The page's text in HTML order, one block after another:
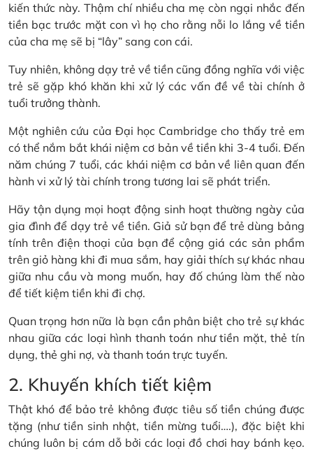
kiến thức này. Thậm chí nhiều cha mẹ còn ngại nhắc đến
tiền bạc trước mặt con vì họ cho rằng nỗi lo lắng về tiền
của cha mẹ sẽ bị “lây” sang con cái.
Tuy nhiên, không dạy trẻ về tiền cũng đồng nghĩa với việc
trẻ sẽ gặp khó khăn khi xử lý các vấn đề về tài chính ở
tuổi trưởng thành.
Một nghiên cứu của Đại học Cambridge cho thấy trẻ em
có thể nắm bắt khái niệm cơ bản về tiền khi 3-4 tuổi. Đến
năm chúng 7 tuổi, các khái niệm cơ bản về liên quan đến
hành vi xử lý tài chính trong tương lai sẽ phát triển.
Hãy tận dụng mọi hoạt động sinh hoạt thường ngày của
gia đình để dạy trẻ về tiền. Giả sử bạn để trẻ dùng bảng
tính trên điện thoại của bạn để cộng giá các sản phẩm
trên giỏ hàng khi đi mua sắm, hay giải thích sự khác nhau
giữa nhu cầu và mong muốn, hay đố chúng làm thế nào
để tiết kiệm tiền khi đi chợ.
Quan trọng hơn nữa là bạn cần phân biệt cho trẻ sự khác
nhau giữa các loại hình thanh toán như tiền mặt, thẻ tín
dụng, thẻ ghi nợ, và thanh toán trực tuyến.
2. Khuyến khích tiết kiệm
Thật khó để bảo trẻ không được tiêu số tiền chúng được
tặng (như tiền sinh nhật, tiền mừng tuổi….), đặc biệt khi
chúng luôn bị cám dỗ bởi các loại đồ chơi hay bánh kẹo.